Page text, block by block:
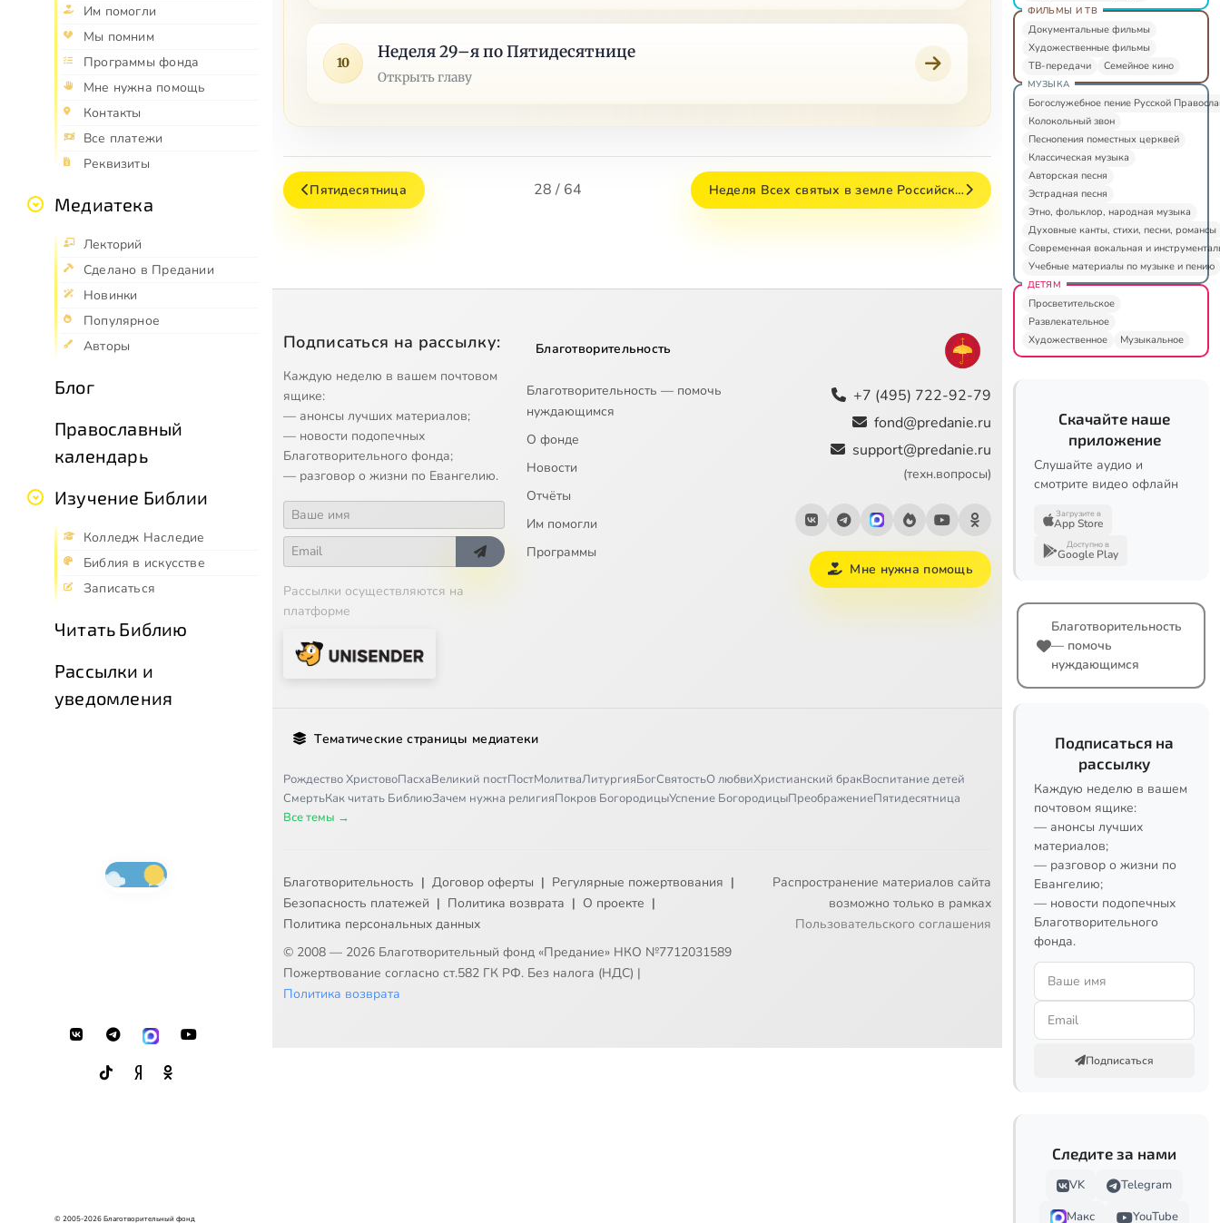
Им помогли
Мы помним
Программы фонда
Мне нужна помощь
Контакты
Все платежи
Реквизиты
Медиатека
Лекторий
Сделано в Предании
Новинки
Популярное
Авторы
Блог
Православный
календарь
Изучение Библии
Колледж Наследие
Библия в искусстве
Записаться
Читать Библию
Рассылки и
уведомления
© 2005-2026 Благотворительный фонд
10
Неделя 29–я по Пятидесятнице
Открыть главу
Пятидесятница 28 / 64 Неделя Всех святых в земле Российск…
Подписаться на рассылку:
Каждую неделю в вашем почтовом
ящике:
— анонсы лучших материалов;
— новости подопечных
Благотворительного фонда;
— разговор о жизни по Евангелию.
Рассылки осуществляются на
платформе
Благотворительность
Благотворительность — помочь
нуждающимся
О фонде
Новости
Отчёты
Им помогли
Программы
+7 (495) 722-92-79
fond@predanie.ru
support@predanie.ru
(техн.вопросы)
Мне нужна помощь
Тематические страницы медиатеки
Рождество ХристовоПасхаВеликий постПостМолитваЛитургияБогСвятостьО любвиХристианский бракВоспитание детей
СмертьКак читать БиблиюЗачем нужна религияПокров БогородицыУспение БогородицыПреображениеПятидесятница
Все темы →
Благотворительность | Договор оферты | Регулярные пожертвования |
Безопасность платежей | Политика возврата | О проекте |
Политика персональных данных
© 2008 — 2026 Благотворительный фонд «Предание» НКО №7712031589
Пожертвование согласно ст.582 ГК РФ. Без налога (НДС) |
Политика возврата
Распространение материалов сайта
возможно только в рамках
Пользовательского соглашения
ФИЛЬМЫ И ТВ
Документальные фильмы
Художественные фильмы
ТВ-передачи
Семейное кино
МУЗЫКА
Богослужебное пение Русской
Колокольный звон
Песнопения поместных церквей
Классическая музыка
Авторская песня
Эстрадная песня
Этно, фольклор, народная музыка
Духовные канты, стихи, песни, романсы
Современная вокальная и
Учебные материалы по музыке и пению
ДЕТЯМ
Просветительское
Развлекательное
Художественное
Музыкальное
Скачайте наше
приложение
Слушайте аудио и
смотрите видео офлайн
Загрузите в
App Store
Доступно в
Google Play
Благотворительность
— помочь
нуждающимся
Подписаться на
рассылку
Каждую неделю в вашем
почтовом ящике:
— анонсы лучших
материалов;
— разговор о жизни по
Евангелию;
— новости подопечных
Благотворительного
фонда.
Подписаться
Следите за нами
VK
Telegram
Макс
YouTube